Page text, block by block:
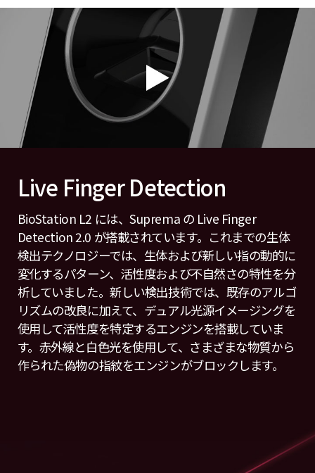
Live Finger Detection
BioStation L2 には、Suprema の Live Finger
Detection 2.0 が搭載されています。これまでの生体
検出テクノロジーでは、生体および新しい指の動的に
変化するパターン、活性度および不自然さの特性を分
析していました。新しい検出技術では、既存のアルゴ
リズムの改良に加えて、デュアル光源イメージングを
使用して活性度を特定するエンジンを搭載していま
す。赤外線と白色光を使用して、さまざまな物質から
作られた偽物の指紋をエンジンがブロックします。